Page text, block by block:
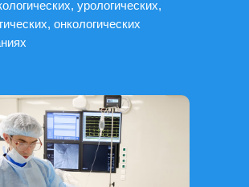
урологических,
онкологических